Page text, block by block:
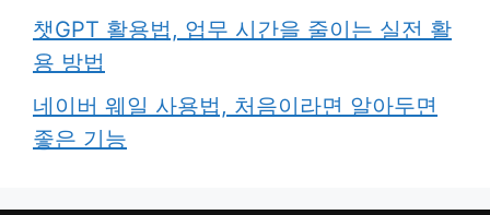
챗GPT 활용법, 업무 시간을 줄이는 실전 활
용 방법
네이버 웨일 사용법, 처음이라면 알아두면
좋은 기능